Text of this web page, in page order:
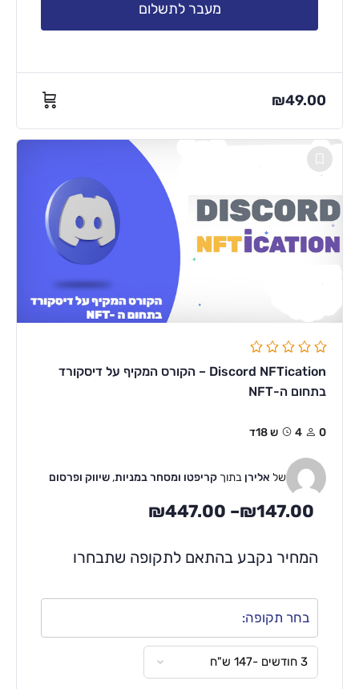
מעבר לתשלום
₪49.00
Discord NFTication – הקורס המקיף על דיסקורד
בתחום ה-NFT
0 4ש 18ד
של אלירן בתוך קריפטו ומסחר במניות, שיווק ופרסום
₪147.00
–
₪447.00
המחיר נקבע בהתאם לתקופה שתבחרו
בחר תקופה: